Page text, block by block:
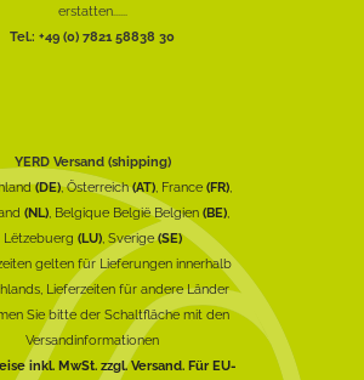
erstatten......
Tel.: +49 (0) 7821 58838 30
YERD Versand (shipping)
(DE), Österreich(AT), France (FR),
(NL), Belgique België Belgien (BE),
Lëtzebuerg (LU), Sverige(SE)
gelten für Lieferungen innerhalb
Lieferzeiten für andere Länder
Sie bitte der Schaltfläche mit den
Versandinformationen
inkl. MwSt. zzgl. Versand. Für EU-